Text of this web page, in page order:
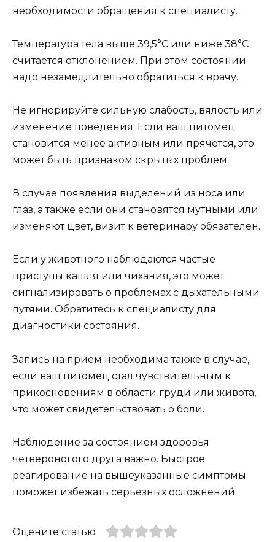
необходимости обращения к специалисту.
Температура тела выше 39,5°С или ниже 38°С
считается отклонением. При этом состоянии
надо незамедлительно обратиться к врачу.
Не игнорируйте сильную слабость, вялость или
изменение поведения. Если ваш питомец
становится менее активным или прячется, это
может быть признаком скрытых проблем.
В случае появления выделений из носа или
глаз, а также если они становятся мутными или
изменяют цвет, визит к ветеринару обязателен.
Если у животного наблюдаются частые
приступы кашля или чихания, это может
сигнализировать о проблемах с дыхательными
путями. Обратитесь к специалисту для
диагностики состояния.
Запись на прием необходима также в случае,
если ваш питомец стал чувствительным к
прикосновениям в области груди или живота,
что может свидетельствовать о боли.
Наблюдение за состоянием здоровья
четвероногого друга важно. Быстрое
реагирование на вышеуказанные симптомы
поможет избежать серьезных осложнений.
Оцените статью